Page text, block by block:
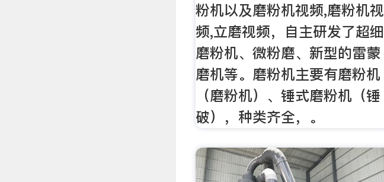
粉机以及磨粉机视频,磨粉机视
频,立磨视频，自主研发了超细
磨粉机、微粉磨、新型的雷蒙
磨机等。磨粉机主要有磨粉机
（磨粉机）、锤式磨粉机（锤
破），种类齐全，。